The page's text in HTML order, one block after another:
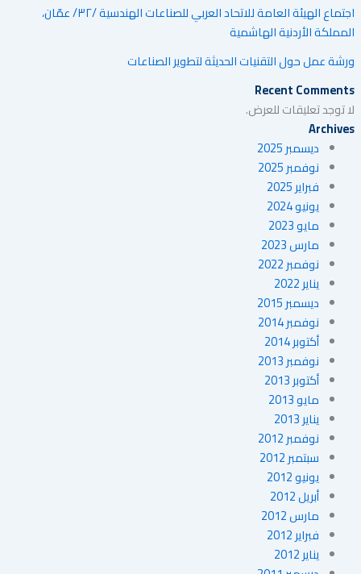
اجتماع الهيئة العامة للاتحاد العربي للصناعات الهندسية /٣٢/ عمّان،
المملكة الأردنية الهاشمية
ورشة عمل حول التقنيات الحديثة لتطوير الصناعات
Recent Comments
لا توجد تعليقات للعرض.
Archives
ديسمبر 2025
نوفمبر 2025
فبراير 2025
يونيو 2024
مايو 2023
مارس 2023
نوفمبر 2022
يناير 2022
ديسمبر 2015
نوفمبر 2014
أكتوبر 2014
نوفمبر 2013
أكتوبر 2013
مايو 2013
يناير 2013
نوفمبر 2012
سبتمبر 2012
يونيو 2012
أبريل 2012
مارس 2012
فبراير 2012
يناير 2012